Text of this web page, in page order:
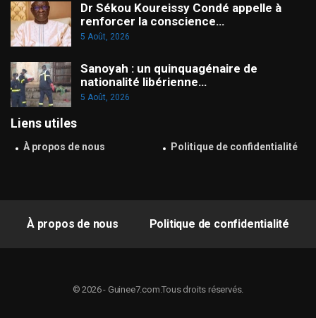
Dr Sékou Koureissy Condé appelle à
renforcer la conscience…
5 Août, 2026
Sanoyah : un quinquagénaire de
nationalité libérienne…
5 Août, 2026
Liens utiles
À propos de nous Politique de confidentialité
À propos de nous Politique de confidentialité
© 2026 - Guinee7.com.Tous droits réservés.